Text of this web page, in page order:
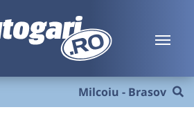
Milcoiu - Brasov